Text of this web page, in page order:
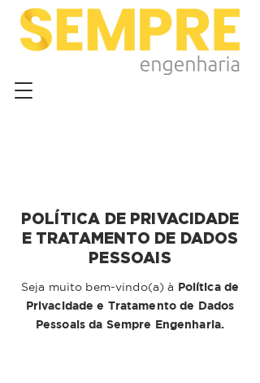
POLÍTICA DE PRIVACIDADE
E TRATAMENTO DE DADOS
PESSOAIS
Seja muito bem-vindo(a) à Política de
Privacidade e Tratamento de Dados
Pessoais da Sempre Engenharia.